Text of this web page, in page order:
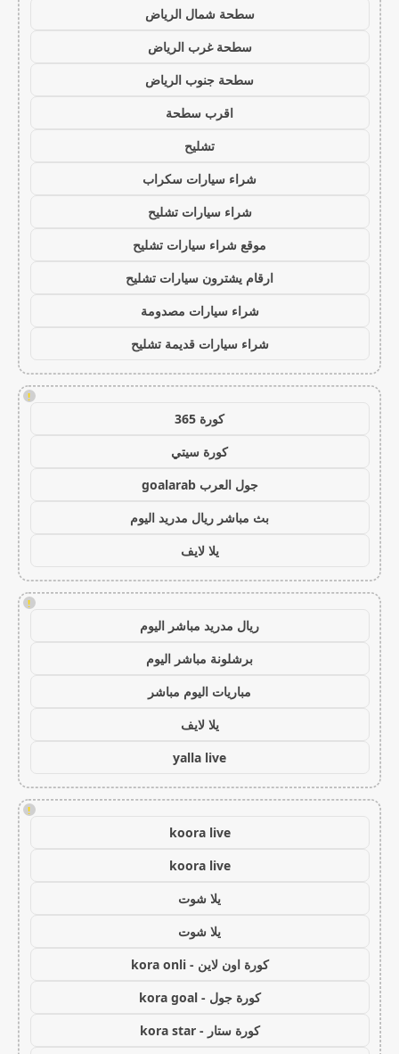
سطحة شمال الرياض
سطحة غرب الرياض
سطحة جنوب الرياض
اقرب سطحة
تشليح
شراء سيارات سكراب
شراء سيارات تشليح
موقع شراء سيارات تشليح
ارقام يشترون سيارات تشليح
شراء سيارات مصدومة
شراء سيارات قديمة تشليح
!
كورة 365
كورة سيتي
جول العرب goalarab
بث مباشر ريال مدريد اليوم
يلا لايف
!
ريال مدريد مباشر اليوم
برشلونة مباشر اليوم
مباريات اليوم مباشر
يلا لايف
yalla live
!
koora live
koora live
يلا شوت
يلا شوت
كورة اون لاين - kora onli
كورة جول - kora goal
كورة ستار - kora star